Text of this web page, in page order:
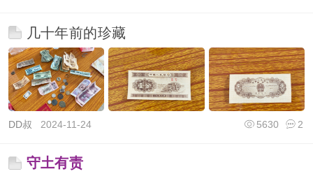
几十年前的珍藏
DD叔 2024-11-24 2
5630
守土有责